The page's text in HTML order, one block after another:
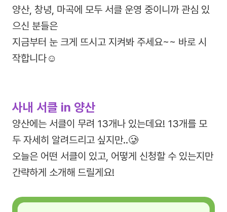
양산, 창녕, 마곡에 모두 서클 운영 중이니까 관심 있
으신 분들은
지금부터 눈 크게 뜨시고 지켜봐 주세요~~ 바로 시
작합니다☺️
사내 서클 in 양산
양산에는 서클이 무려 13개나 있는데요! 13개를 모
두 자세히 알려드리고 싶지만..🥲
오늘은 어떤 서클이 있고, 어떻게 신청할 수 있는지만
간략하게 소개해 드릴게요!